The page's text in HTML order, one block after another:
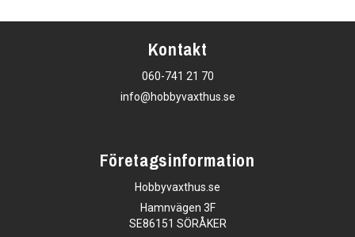
Kontakt
060-741 21 70
info@hobbyvaxthus.se
Företagsinformation
Hobbyvaxthus.se
Hamnvägen 3F
SE86151 SÖRÅKER